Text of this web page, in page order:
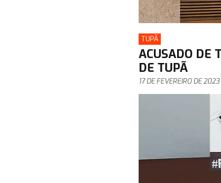
TUPÃ
ACUSADO DE
DE TUPÃ
17 DE FEVEREIRO DE 2023